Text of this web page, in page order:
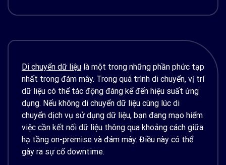
Di chuyển dữ liệu là một trong những phần phức tạp
nhất trong đám mây. Trong quá trình di chuyển, vị trí
dữ liệu có thể tác động đáng kể đến hiệu suất ứng
dụng. Nếu không di chuyển dữ liệu cùng lúc di
chuyển dịch vụ sử dụng dữ liệu, bạn đang mạo hiểm
việc cần kết nối dữ liệu thông qua khoảng cách giữa
hạ tầng on-premise và đám mây. Điều này có thể
gây ra sự cố downtime.